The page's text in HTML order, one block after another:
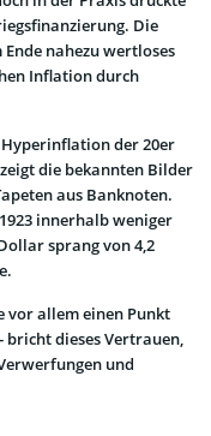
Die
nahezu wertloses
Inflation durch
Hyperinflation der 20er
die bekannten Bilder
aus Banknoten.
innerhalb weniger
sprang von 4,2
vor allem einen Punkt
bricht dieses Vertrauen,
und